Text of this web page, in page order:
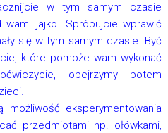
w tym samym czasie
jajko. Spróbujcie wprawić
się w tym samym czasie. Być
które pomoże wam wykonać
obejrzymy potem
eksperymentowania
przedmiotami np. ołówkami,